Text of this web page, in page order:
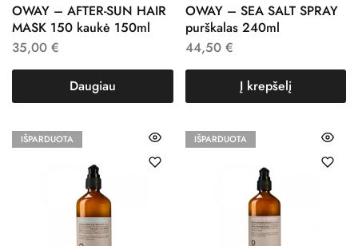
OWAY – AFTER-SUN HAIR
MASK 150 kaukė 150ml
35,00 €
Daugiau
OWAY – SEA SALT SPRAY
purškalas 240ml
44,50 €
Į krepšelį
IŠPARDUOTA IŠPARDUOTA